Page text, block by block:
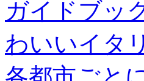
ガイドブッ
わいいイタ